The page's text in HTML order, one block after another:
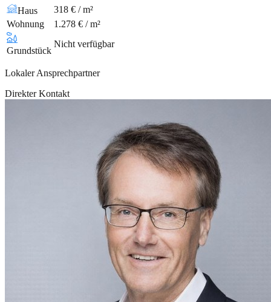
Haus
318 € / m²
Wohnung
1.278 € / m²
Grundstück
Nicht verfügbar
Lokaler Ansprechpartner
Direkter Kontakt